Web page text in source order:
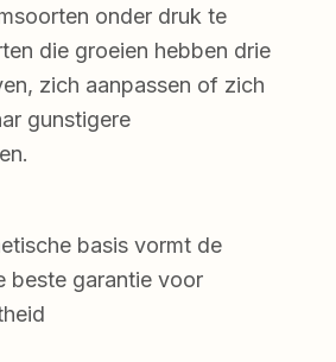
onder druk te
die groeien hebben drie
zich aanpassen of zich
gunstigere
basis vormt de
beste garantie voor